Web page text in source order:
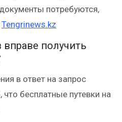
потребуются,
Tengrinews.kz
вправе получить
в ответ на запрос
бесплатные путевки на